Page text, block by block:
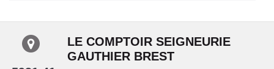
LE COMPTOIR SEIGNEURIE
GAUTHIER BREST